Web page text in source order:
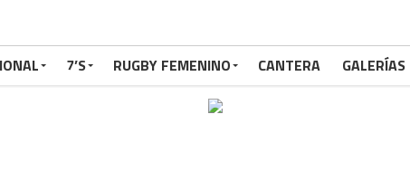
7’S RUGBY FEMENINO CANTERA GALERÍAS